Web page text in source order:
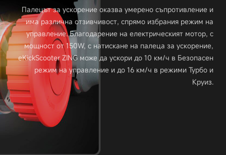
Палецът за ускорение оказва умерено съпротивление и
има различна отзивчивост, спрямо избрания режим на
управление. Благодарение на електрическият мотор, с
мощност от 150W, с натискане на палеца за ускорение,
eKickScooter ZING може да ускори до 10 км/ч в Безопасен
режим на управление и до 16 км/ч в режими Турбо и
Круиз.